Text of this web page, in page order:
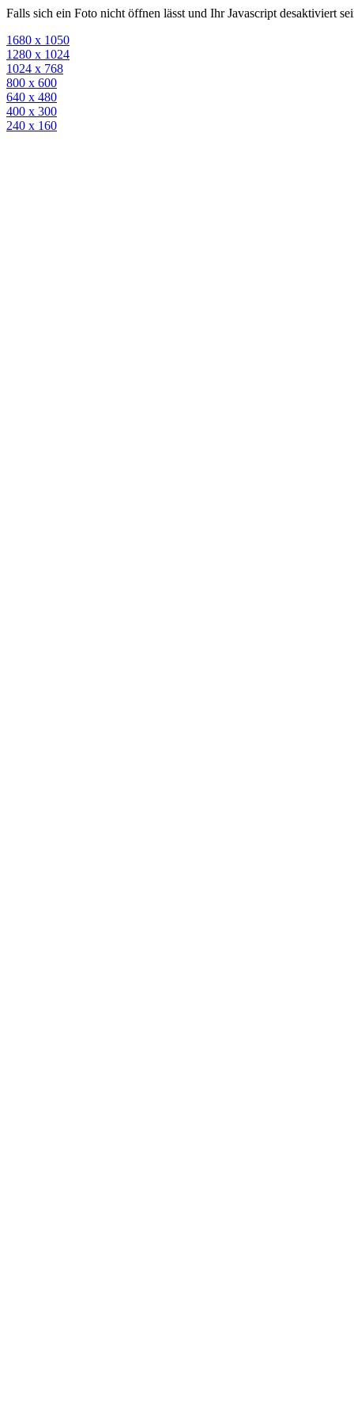
Falls sich ein Foto nicht öffnen lässt und Ihr Javascript desaktiviert
1680 x 1050
1280 x 1024
1024 x 768
800 x 600
640 x 480
400 x 300
240 x 160